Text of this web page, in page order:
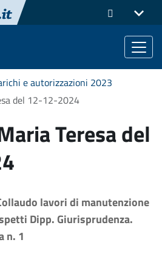
e autorizzazioni 2023
del 12-12-2024
Teresa del
lavori di manutenzione
Dipp. Giurisprudenza.
n. 1